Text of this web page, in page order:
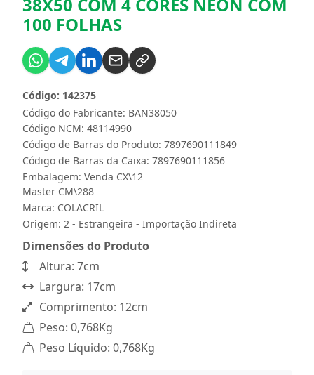
100 FOLHAS
Código do Fabricante: BAN38050
Código: 142375
Código NCM: 48114990
Código de Barras do Produto: 7897690111849
Código de Barras da Caixa: 7897690111856
Embalagem: Venda CX\12
Master CM\288
Marca: COLACRIL
Origem: 2 - Estrangeira - Importação Indireta
Dimensões do Produto
Altura: 7cm
Largura: 17cm
Comprimento: 12cm
Peso: 0,768Kg
Peso Líquido: 0,768Kg